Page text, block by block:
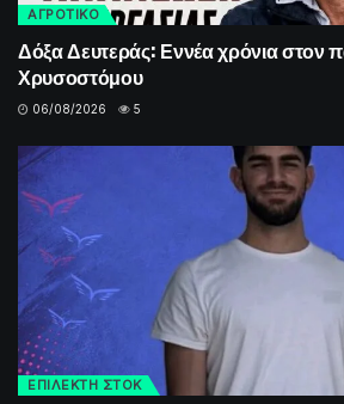
ΑΓΡΟΤΙΚΟ
Δόξα Δευτεράς: Εννέα χρόνια στον
Χρυσοστόμου
06/08/2026 5
ΕΠΙΛΕΚΤΗ ΣΤΟΚ